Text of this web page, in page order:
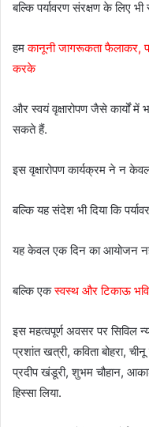
बल्कि पर्यावरण संरक्षण के लिए
हमकानूनी जागरूकता फैलाकर,
करके
और स्वयं वृक्षारोपण जैसे कार्यों
सकते हैं.
इस वृक्षारोपण कार्यक्रम ने न
बल्कि यह संदेश भी दिया कि
यह केवल एक दिन का आयोजन
बल्कि एकस्वस्थ और टिकाऊ
इस महत्वपूर्ण अवसर पर सिविल
प्रशांत खत्री, कविता बोहरा,
प्रदीप खंडूरी, शुभम चौहान,
हिस्सा लिया.